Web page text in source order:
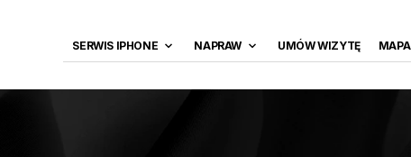
SERWIS IPHONE NAPRAW UMÓW WIZYTĘ MAPA